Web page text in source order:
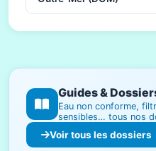
Guides &
Eau non conforme,
sensibles… tous nos
Voir tous les dossiers